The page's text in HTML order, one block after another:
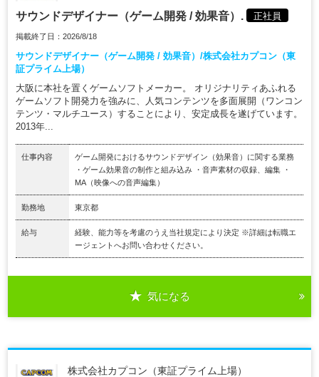
サウンドデザイナー（ゲーム開発 / 効果音）. 正社員
掲載終了日：2026/8/18
サウンドデザイナー（ゲーム開発 / 効果音）/株式会社カプコン（東
証プライム上場）
大阪に本社を置くゲームソフトメーカー。 オリジナリティあふれる
ゲームソフト開発力を強みに、人気コンテンツを多面展開（ワンコン
テンツ・マルチユース）することにより、安定成長を遂げています。
2013年...
仕事内容
ゲーム開発におけるサウンドデザイン（効果音）に関する業務
・ゲーム効果音の制作と組み込み ・音声素材の収録、編集 ・
MA（映像への音声編集）
勤務地 東京都
給与
経験、能力等を考慮のうえ当社規定により決定 ※詳細は転職エ
ージェントへお問い合わせください。
気になる
株式会社カプコン（東証プライム上場）